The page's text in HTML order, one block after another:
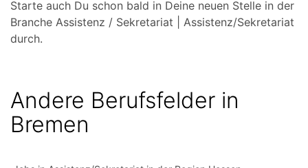
Starte auch Du schon bald in Deine neuen Stelle in der
Branche Assistenz / Sekretariat | Assistenz/Sekretariat
durch.
Andere Berufsfelder in
Bremen